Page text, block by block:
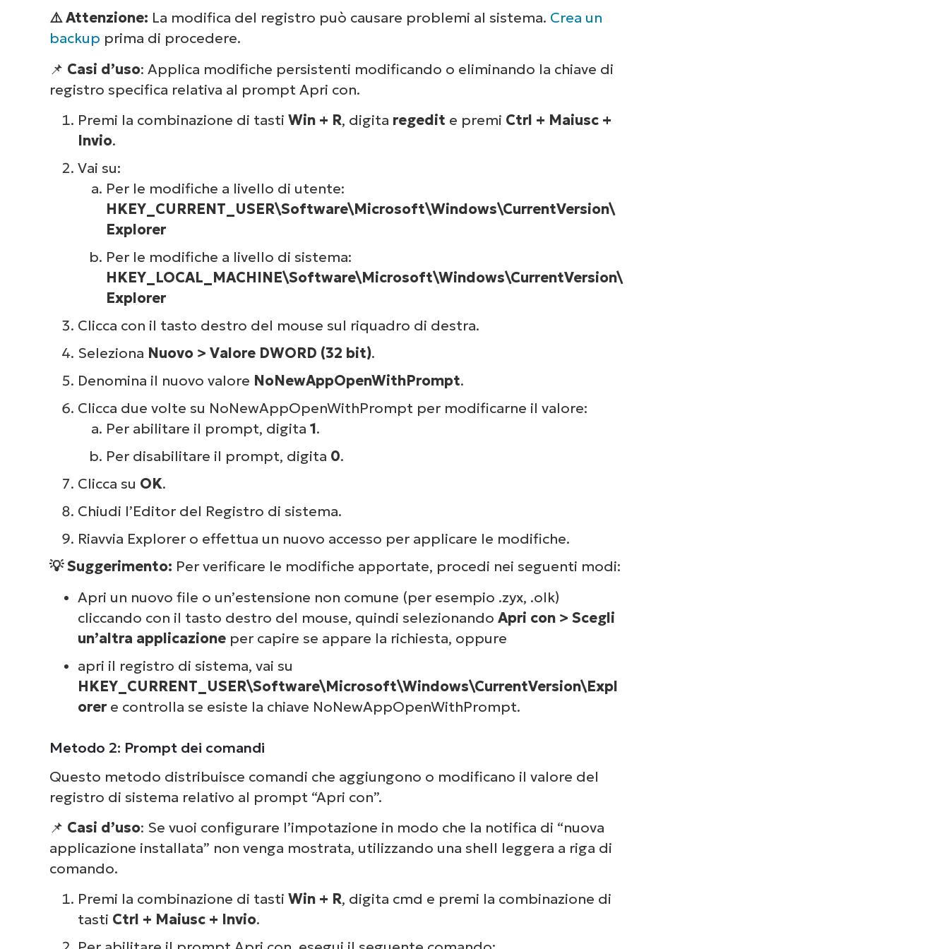
⚠️ Attenzione: La modifica del registro può causare problemi al sistema. Crea un
backup prima di procedere.
📌 Casi d’uso: Applica modifiche persistenti modificando o eliminando la chiave di
registro specifica relativa al prompt Apri con.
Premi la combinazione di tasti Win + R, digita regedit e premi Ctrl + Maiusc +
Invio.
Vai su:
Per le modifiche a livello di utente:
HKEY_CURRENT_USER\Software\Microsoft\Windows\CurrentVersion\
Explorer
Per le modifiche a livello di sistema:
HKEY_LOCAL_MACHINE\Software\Microsoft\Windows\CurrentVersion\
Explorer
Clicca con il tasto destro del mouse sul riquadro di destra.
Seleziona Nuovo > Valore DWORD (32 bit).
Denomina il nuovo valore NoNewAppOpenWithPrompt.
Clicca due volte su NoNewAppOpenWithPrompt per modificarne il valore:
Per abilitare il prompt, digita 1.
Per disabilitare il prompt, digita 0.
Clicca su OK.
Chiudi l’Editor del Registro di sistema.
Riavvia Explorer o effettua un nuovo accesso per applicare le modifiche.
💡 Suggerimento: Per verificare le modifiche apportate, procedi nei seguenti modi:
Apri un nuovo file o un’estensione non comune (per esempio .zyx, .olk)
cliccando con il tasto destro del mouse, quindi selezionando Apri con > Scegli
un’altra applicazioneper capire se appare la richiesta, oppure
apri il registro di sistema, vai su
HKEY_CURRENT_USER\Software\Microsoft\Windows\CurrentVersion\Expl
orere controlla se esiste la chiave NoNewAppOpenWithPrompt.
Metodo 2: Prompt dei comandi
Questo metodo distribuisce comandi che aggiungono o modificano il valore del
registro di sistema relativo al prompt “Apri con”.
📌 Casi d’uso: Se vuoi configurare l’impotazione in modo che la notifica di “nuova
applicazione installata” non venga mostrata, utilizzando una shell leggera a riga di
comando.
Premi la combinazione di tasti Win + R, digita cmd e premi la combinazione di
tasti Ctrl + Maiusc + Invio.
Guarda NinjaOne in
Dai un’occhiata alle nostre demo on-demand per vedere
come NinjaOne semplifica attività IT come la gestione
Scopri le demo